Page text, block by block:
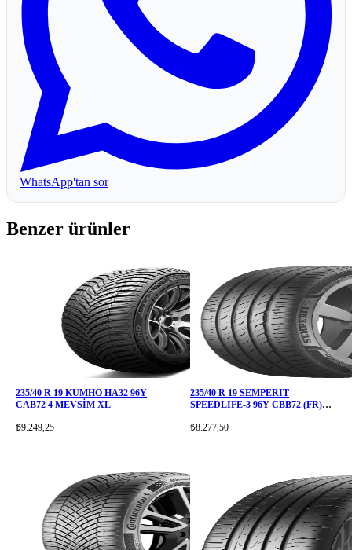
WhatsApp'tan sor
Benzer ürünler
235/40 R 19 KUMHO HA32 96Y
CAB72 4 MEVSİM XL
₺9.249,25
235/40 R 19 SEMPERIT
SPEEDLIFE-3 96Y CBB72 (FR)
₺8.277,50